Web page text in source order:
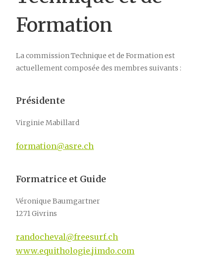
Formation
La commission Technique et de Formation est
actuellement composée des membres suivants :
Présidente
Virginie Mabillard
formation@asre.ch
Formatrice et Guide
Véronique Baumgartner
1271 Givrins
randocheval@freesurf.ch
www.equithologie.jimdo.com